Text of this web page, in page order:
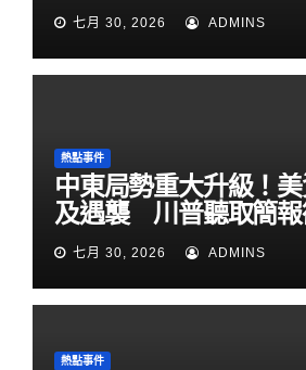
七月 30, 2026 ADMINS
熱點事件
中東局勢重大升級！
及遇襲 川普聽取簡報
七月 30, 2026 ADMINS
熱點事件